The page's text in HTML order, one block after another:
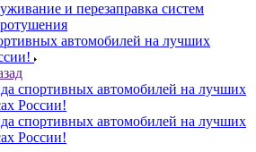
и перезаправка систем
автомобилей на лучших
спортивных автомобилей на лучших
России!
спортивных автомобилей на лучших
России!